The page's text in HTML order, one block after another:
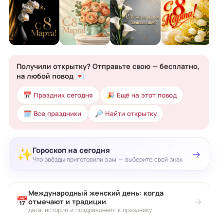
Получили открытку? Отправьте свою — бесплатно,
на любой повод 💌
📅 Праздник сегодня 🎉 Ещё на этот повод
🗓 Все праздники 🔎 Найти открытку
✨Гороскоп на сегодня
Что звёзды приготовили вам — выберите свой знак →
📅
Международный женский день: когда
отмечают и традиции
дата, история и поздравления к празднику
→